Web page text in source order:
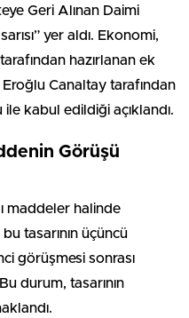
Geri Alınan Daimi
yer aldı. Ekonomi,
hazırlanan ek
Canaltay tarafından
kabul edildiği açıklandı.
Görüşü
maddeler halinde
tasarının üçüncü
görüşmesi sonrası
durum, tasarının